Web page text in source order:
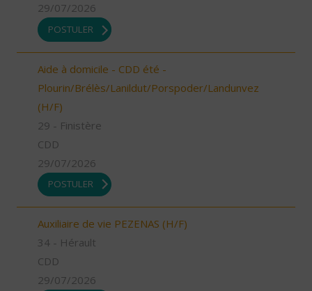
29/07/2026
POSTULER
Aide à domicile - CDD été -
Plourin/Brélès/Lanildut/Porspoder/Landunvez
(H/F)
29 - Finistère
CDD
29/07/2026
POSTULER
Auxiliaire de vie PEZENAS (H/F)
34 - Hérault
CDD
29/07/2026